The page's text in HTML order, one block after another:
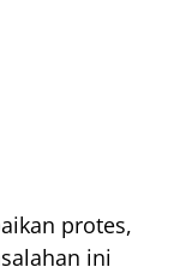
protes,
ini